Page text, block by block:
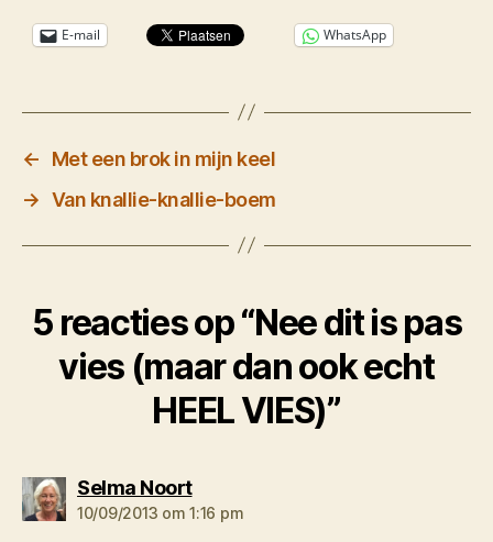
E-mail WhatsApp
←
Met een brok in mijn keel
→ Van knallie-knallie-boem
5 reacties op “Nee dit is pas
vies (maar dan ook echt
HEEL VIES)”
Selma Noortzegt:
10/09/2013 om 1:16 pm